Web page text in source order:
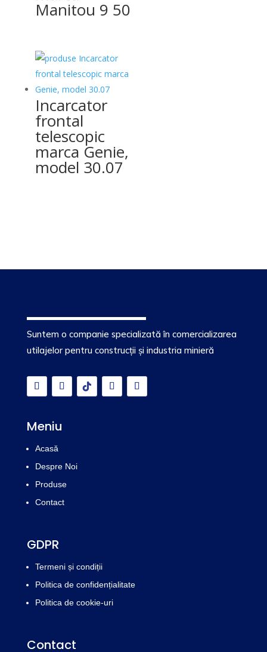
Manitou 9 50
Incarcator
frontal
telescopic
marca Genie,
model 30.07
Suntem o companie specializată în comercializarea
utilajelor pentru construcții și industria minieră
Meniu
Acasă
Despre Noi
Produse
Contact
GDPR
Termeni și condiții
Politica de confidențialitate
Politica de cookie-uri
Contact